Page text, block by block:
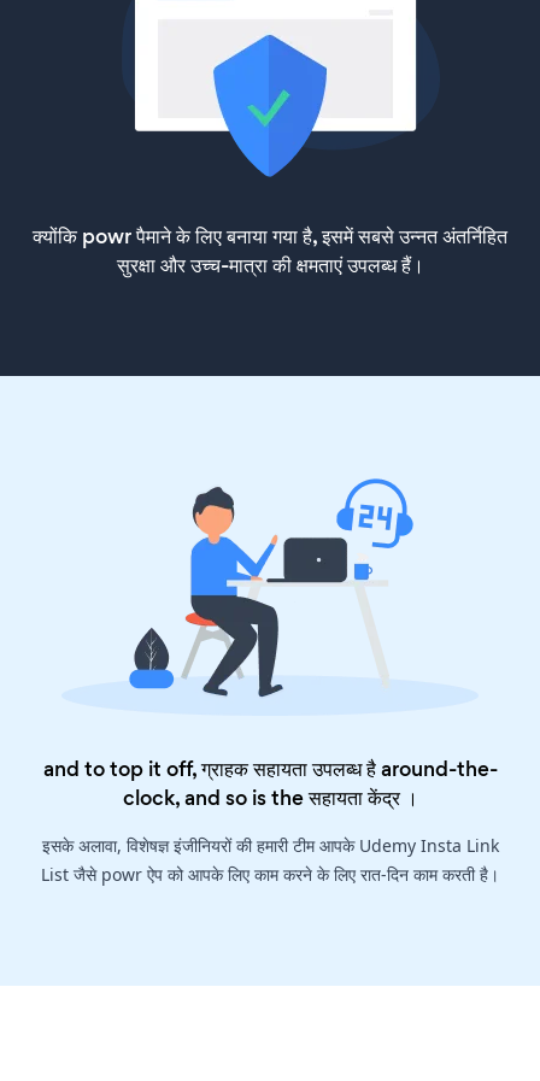
क्योंकि powr पैमाने के लिए बनाया गया है, इसमें सबसे उन्नत अंतर्निहित
सुरक्षा और उच्च-मात्रा की क्षमताएं उपलब्ध हैं।
and to top it off, ग्राहक सहायता उपलब्ध है around-the-
clock, and so is theसहायता केंद्र।
इसके अलावा, विशेषज्ञ इंजीनियरों की हमारी टीम आपके Udemy Insta Link
List जैसे powr ऐप को आपके लिए काम करने के लिए रात-दिन काम करती है।